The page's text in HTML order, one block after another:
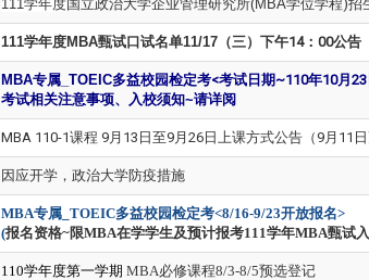
111学年度国立政治大学企业管理研究所(MBA学位学程)招
111学年度MBA甄试口试名单11/17 （三）下午14：00公告
MBA专属_TOEIC多益校园检定考<考试日期~110年10月
考试相关注意事项、入校须知~请详阅
MBA 110-1课程 9月13日至9月26日上课方式公告（9月11日
因应开学，政治大学防疫措施
MBA专属_TOEIC多益校园检定考<8/16-9/23开放报名>
(报名资格~限MBA在学学生及预计报考111学年MBA甄试入
110学年度第一学期 MBA必修课程8/3-8/5预选登记